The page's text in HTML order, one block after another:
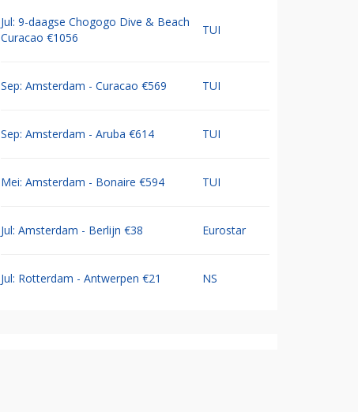
Jul: 9-daagse Chogogo Dive & Beach
Curacao €1056
TUI
Sep: Amsterdam - Curacao €569 TUI
Sep: Amsterdam - Aruba €614 TUI
Mei: Amsterdam - Bonaire €594 TUI
Jul: Amsterdam - Berlijn €38 Eurostar
Jul: Rotterdam - Antwerpen €21 NS